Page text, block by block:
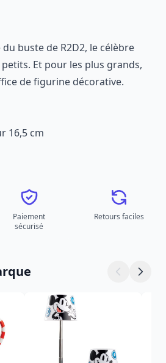
buste de R2D2, le célèbre
Et pour les plus grands,
de figurine décorative.
16,5 cm
Paiement
sécurisé
Retours faciles